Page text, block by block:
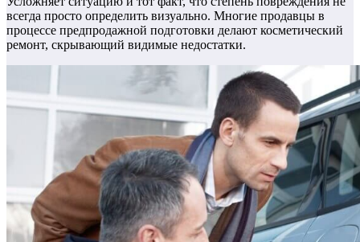
всегда просто определить визуально. Многие продавцы в
процессе предпродажной подготовки делают косметический
ремонт, скрывающий видимые недостатки.